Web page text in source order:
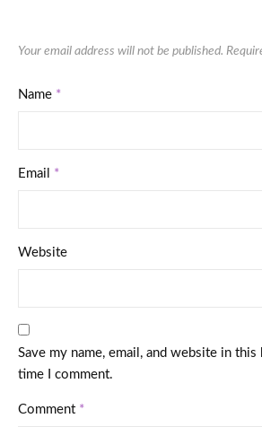
Your email address will not be published.
Name *
Email *
Website
Save my name, email, and website in
time I comment.
Comment *